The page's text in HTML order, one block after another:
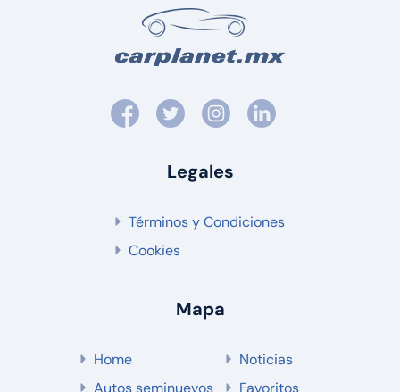
Legales
Términos y Condiciones
Cookies
Mapa
Home
Autos seminuevos
Noticias
Favoritos